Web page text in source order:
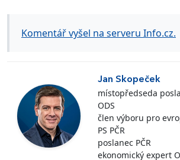
Komentář vyšel na serveru Info.cz.
Jan Skopeček
místopředseda
ODS
člen výboru pro
PS PČR
poslanec PČR
ekonomický expert